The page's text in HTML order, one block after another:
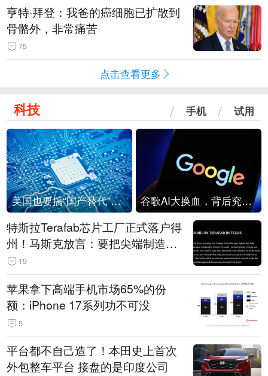
亨特·拜登：我爸的癌细胞已扩散到
骨骼外，非常痛苦
75
点击查看更多
科技 手机 试用
美国也要搞“国产替代”？先算清三笔账 谷歌AI大换血，背后究竟发生了什么？
特斯拉Terafab芯片工厂正式落户得
州！马斯克放言：要把尖端制造带
回美国
19
苹果拿下高端手机市场65%的份
额：iPhone 17系列功不可没
5
平台都不自己造了！本田史上首次
外包整车平台 接盘的是印度公司